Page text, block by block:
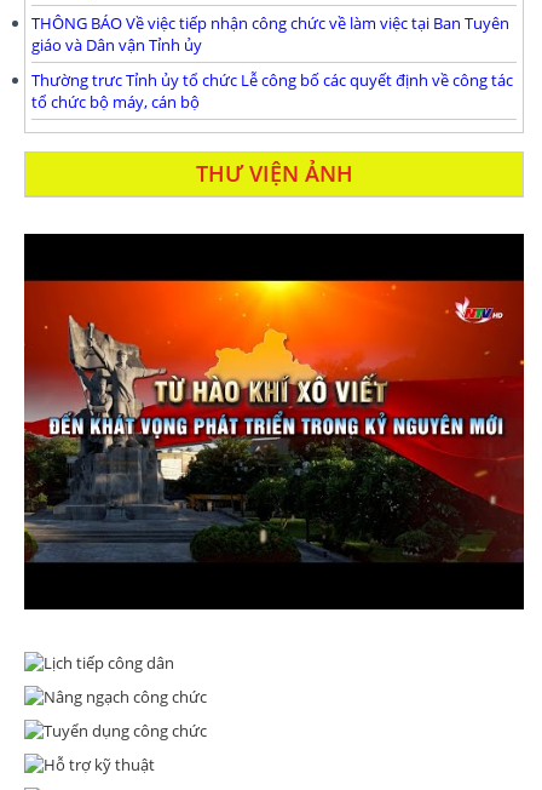
THÔNG BÁO Về việc tiếp nhận công chức về làm việc tại Ban Tuyên
giáo và Dân vận Tỉnh ủy
Thường trưc Tỉnh ủy tổ chức Lễ công bố các quyết định về công tác
tổ chức bộ máy, cán bộ
THƯ VIỆN ẢNH